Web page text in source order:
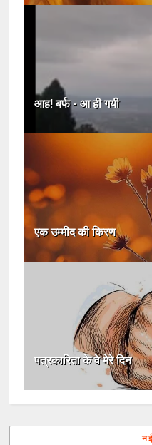
आह! बर्फ - आ ही गयी
एक उम्मीद की किरण
पत्रकारिता के वे मेरे दिन